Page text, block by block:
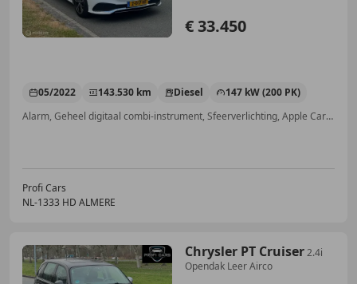
€ 33.450
05/2022 143.530 km Diesel
147 kW (200 PK)
Alarm, Geheel digitaal combi-instrument, Sfeerverlichting, Apple CarPlay, Elektrische stoelverstelling, Lane Departure Warning Systeem, Adaptieve Cruise Control, Inductieladen voor smartphones
Profi Cars
NL-1333 HD ALMERE
Chrysler PT Cruiser2.4i
Opendak Leer Airco